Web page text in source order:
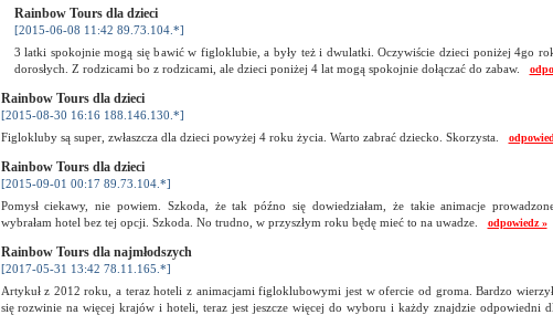
Rainbow Tours dla dzieci
[2015-06-08 11:42 89.73.104.*]
3 latki spokojnie mogą się bawić w figloklubie, a były też i dwulatki. Oczywiście dzieci poniżej 4go
dorosłych. Z rodzicami bo z rodzicami, ale dzieci poniżej 4 lat mogą spokojnie dołączać do zabaw.
Rainbow Tours dla dzieci
[2015-08-30 16:16 188.146.130.*]
Figlokluby są super, zwłaszcza dla dzieci powyżej 4 roku życia. Warto zabrać dziecko. Skorzysta.
Rainbow Tours dla dzieci
[2015-09-01 00:17 89.73.104.*]
Pomysł ciekawy, nie powiem. Szkoda, że tak późno się dowiedziałam, że takie animacje
wybrałam hotel bez tej opcji. Szkoda. No trudno, w przyszłym roku będę mieć to na uwadze. odpowiedz »
Rainbow Tours dla najmłodszych
[2017-05-31 13:42 78.11.165.*]
Artykuł z 2012 roku, a teraz hoteli z animacjami figloklubowymi jest w ofercie od groma. Bardzo
się rozwinie na więcej krajów i hoteli, teraz jest jeszcze więcej do wyboru i każdy znajdzie odpowiedni